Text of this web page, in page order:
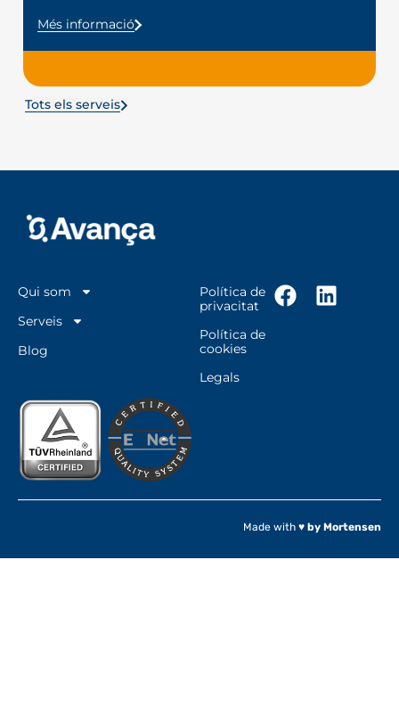
Més informació
Tots els serveis
Qui som
Serveis
Blog
Política de
privacitat
Política de
cookies
Legals
Made with ♥ by Mortensen